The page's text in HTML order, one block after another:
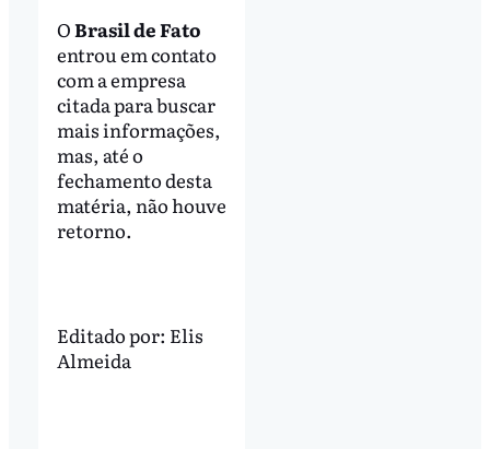
OBrasil de Fato
entrou em contato
com a empresa
citada para buscar
mais informações,
mas, até o
fechamento desta
matéria, não houve
retorno.
Editado por: Elis
Almeida